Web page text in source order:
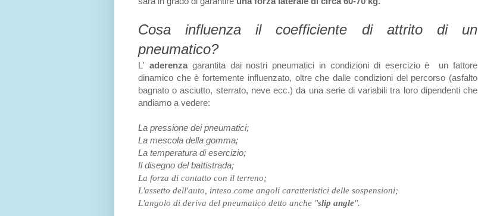
Cosa influenza il coefficiente di attrito di un
pneumatico?
L' aderenzagarantita dai nostri pneumatici in condizioni di esercizio è un fattore
dinamico che è fortemente influenzato, oltre che dalle condizioni del percorso (asfalto
bagnato o asciutto, sterrato, neve ecc.) da una serie di variabili tra loro dipendenti che
andiamo a vedere:
La pressione dei pneumatici;
La mescola della gomma;
La temperatura di esercizio;
Il disegno del battistrada;
La forza di contatto con il terreno;
L'assetto dell'auto, inteso come angoli caratteristici delle sospensioni;
L'angolo di deriva del pneumatico detto anche "slip angle".